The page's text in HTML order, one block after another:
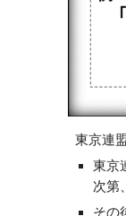
東京連
東京
次第
その